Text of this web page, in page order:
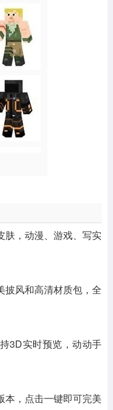
肤，动漫、游戏、写实
披风和高清材质包，全
3D实时预览，动动手
本，点击一键即可完美